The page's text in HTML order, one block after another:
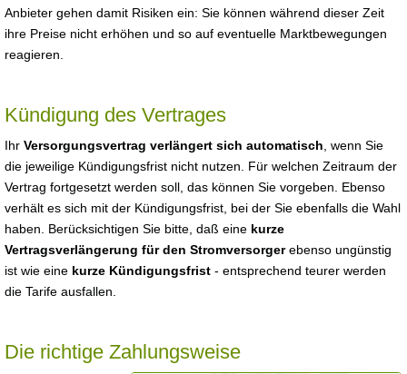
Anbieter gehen damit Risiken ein: Sie können während dieser Zeit
ihre Preise nicht erhöhen und so auf eventuelle Marktbewegungen
reagieren.
Kündigung des Vertrages
Ihr Versorgungsvertrag verlängert sich automatisch , wenn Sie
die jeweilige Kündigungsfrist nicht nutzen. Für welchen Zeitraum der
Vertrag fortgesetzt werden soll, das können Sie vorgeben. Ebenso
verhält es sich mit der Kündigungsfrist, bei der Sie ebenfalls die Wahl
haben. Berücksichtigen Sie bitte, daß eine kurze
Vertragsverlängerung für den Stromversorgerebenso ungünstig
ist wie eine kurze Kündigungsfrist - entsprechend teurer werden
die Tarife ausfallen.
Die richtige Zahlungsweise